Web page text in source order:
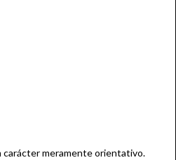
meramente orientativo.